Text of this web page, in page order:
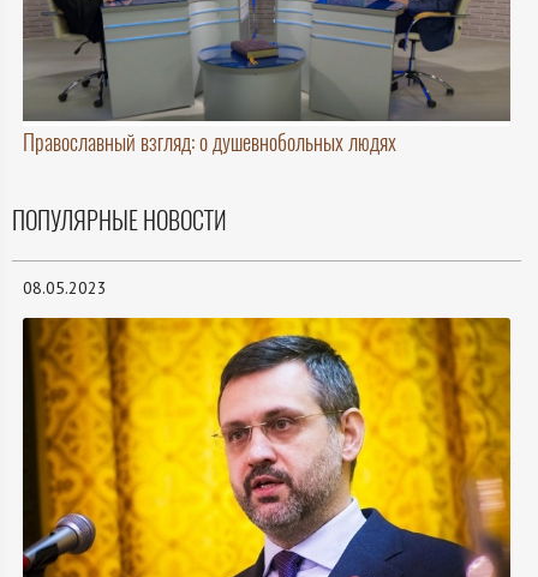
Православный взгляд: о душевнобольных людях
ПОПУЛЯРНЫЕ НОВОСТИ
08.05.2023